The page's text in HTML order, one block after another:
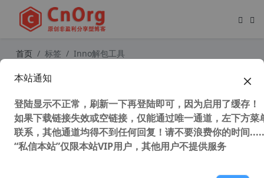
首页 标签 Inno解包工具
InnoExtractor 2024 v7.3.2.535 Plus
具
本站通知
登陆显示不正常，刷新一下再登陆即可，因为启用了缓存！
如果下载链接失效或空链接，仅能通过唯一通道，左下方菜
联系，其他通道均得不到任何回复！请不要浪费你的时间
“私信本站”仅限本站VIP用户，其他用户不提供服务